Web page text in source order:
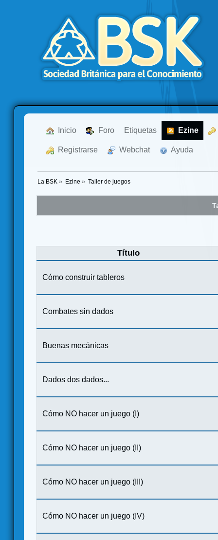
Inicio Foro Etiquetas Ezine
Registrarse Webchat Ayuda
La BSK » Ezine » Taller de juegos
Título
Cómo construir tableros
Combates sin dados
Buenas mecánicas
Dados dos dados...
Cómo NO hacer un juego (I)
Cómo NO hacer un juego (II)
Cómo NO hacer un juego (III)
Cómo NO hacer un juego (IV)